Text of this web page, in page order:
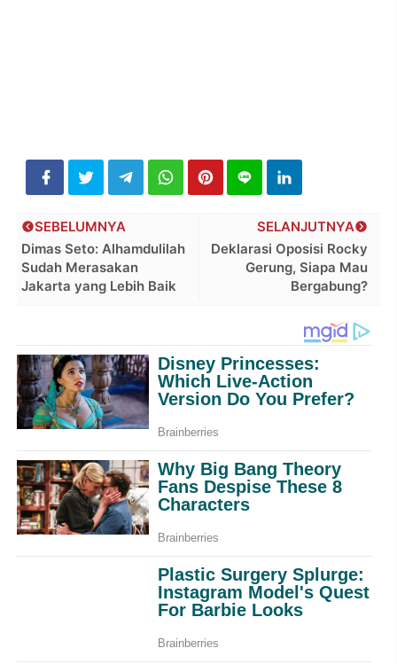
SELANJUTNYA
Deklarasi Oposisi Rocky
Gerung, Siapa Mau
Bergabung?
SEBELUMNYA
Dimas Seto: Alhamdulilah
Sudah Merasakan
Jakarta yang Lebih Baik